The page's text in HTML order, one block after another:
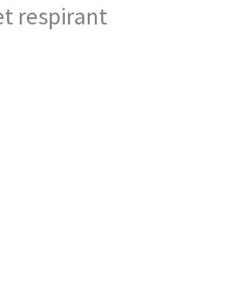
respirant